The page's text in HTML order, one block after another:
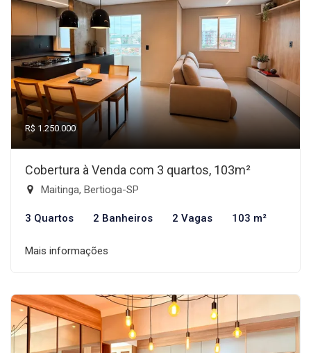
R$ 1.250.000
Cobertura à Venda com 3 quartos, 103m²
Maitinga, Bertioga-SP
3 Quartos 2 Banheiros 2 Vagas 103 m²
Mais informações